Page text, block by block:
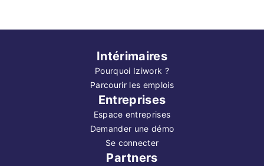
Intérimaires
Pourquoi Iziwork ?
Parcourir les emplois
Entreprises
Espace entreprises
Demander une démo
Se connecter
Partners